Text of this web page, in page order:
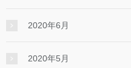
2020年6月
2020年5月